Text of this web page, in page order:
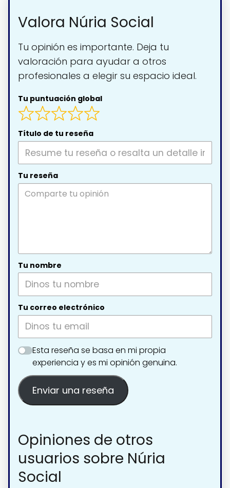
Valora Núria Social
Tu opinión es importante. Deja tu
valoración para ayudar a otros
profesionales a elegir su espacio ideal.
Tu puntuación global
Título de tu reseña
Tu reseña
Tu nombre
Tu correo electrónico
Esta reseña se basa en mi propia
experiencia y es mi opinión genuina.
Enviar una reseña
Opiniones de otros
usuarios sobre Núria
Social